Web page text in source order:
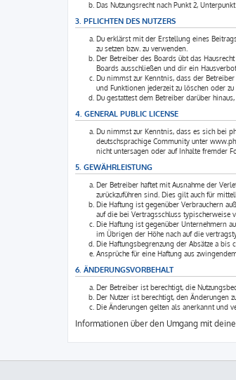
Das Nutzungsrecht nach Punkt 2,
3. PFLICHTEN DES NUTZERS
Du erklärst mit der Erstellung eines
zu setzen bzw. zu verwenden.
Der Betreiber des Boards übt das
Boards ausschließen und dir ein
Du nimmst zur Kenntnis, dass der
und Funktionen jederzeit zu löschen oder zu
Du gestattest dem Betreiber darüber
4. GENERAL PUBLIC LICENSE
Du nimmst zur Kenntnis, dass es sich bei
deutschsprachige Community unter
nicht untersagen oder auf Inhalte fremder
5. GEWÄHRLEISTUNG
Der Betreiber haftet mit Ausnahme der
zurückzuführen sind. Dies gilt auch für
Die Haftung ist gegenüber Verbrauchern
auf die bei Vertragsschluss typischerweise
Die Haftung ist gegenüber Unternehmern
im Übrigen der Höhe nach auf die
Die Haftungsbegrenzung der Absätze a
Ansprüche für eine Haftung aus
6. ÄNDERUNGSVORBEHALT
Der Betreiber ist berechtigt, die
Der Nutzer ist berechtigt, den Änderungen
Die Änderungen gelten als anerkannt und
Informationen über den Umgang mit